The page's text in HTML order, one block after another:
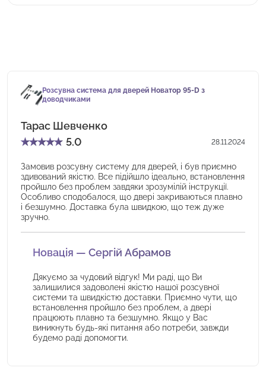
Розсувна система для дверей Новатор 95-D з
доводчиками
Тарас Шевченко
★★★★★ 5.0 28.11.2024
Замовив розсувну систему для дверей, і був приємно
здивований якістю. Все підійшло ідеально, встановлення
пройшло без проблем завдяки зрозумілій інструкції.
Особливо сподобалося, що двері закриваються плавно
і безшумно. Доставка була швидкою, що теж дуже
зручно.
Новація — Сергій Абрамов
Дякуємо за чудовий відгук! Ми раді, що Ви
залишилися задоволені якістю нашої розсувної
системи та швидкістю доставки. Приємно чути, що
встановлення пройшло без проблем, а двері
працюють плавно та безшумно. Якщо у Вас
виникнуть будь-які питання або потреби, завжди
будемо раді допомогти.